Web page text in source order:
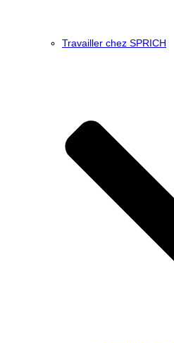
Travailler chez SPRICH